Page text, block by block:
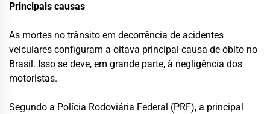
Principais causas
As mortes no trânsito em decorrência de acidentes
veiculares configuram a oitava principal causa de óbito no
Brasil. Isso se deve, em grande parte, à negligência dos
motoristas.
Segundo a Polícia Rodoviária Federal (PRF), a principal